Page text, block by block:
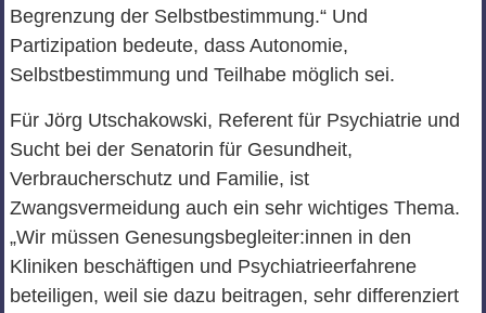
Begrenzung der Selbstbestimmung.“ Und
Partizipation bedeute, dass Autonomie,
Selbstbestimmung und Teilhabe möglich sei.
Für Jörg Utschakowski, Referent für Psychiatrie und
Sucht bei der Senatorin für Gesundheit,
Verbraucherschutz und Familie, ist
Zwangsvermeidung auch ein sehr wichtiges Thema.
„Wir müssen Genesungsbegleiter:innen in den
Kliniken beschäftigen und Psychiatrieerfahrene
beteiligen, weil sie dazu beitragen, sehr differenziert